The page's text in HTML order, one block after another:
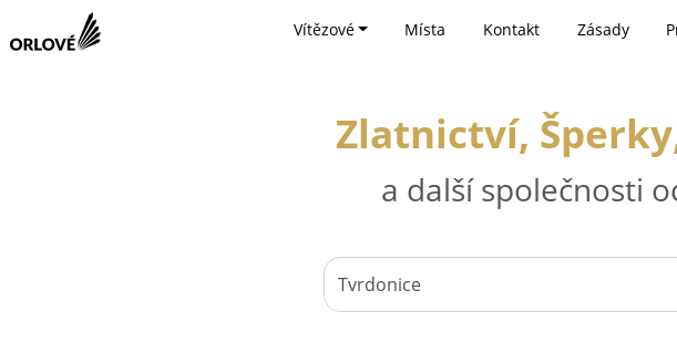
Vítězové Místa Kontakt Zásady
Zlatnictví,
a další společnosti